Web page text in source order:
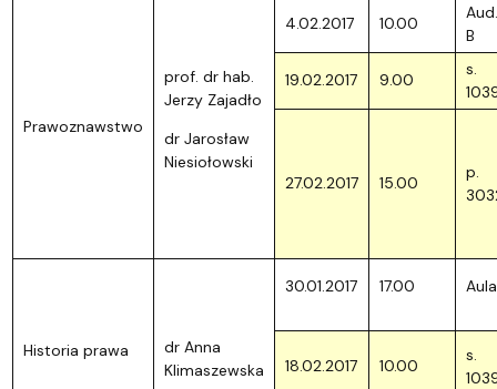
Prawoznawstwo
prof. dr hab.
Jerzy Zajadło
dr Jarosław
Niesiołowski
4.02.2017 10.00
Aud.
B
19.02.2017 9.00
s.
27.02.2017 15.00
p.
Historia prawa
dr Anna
Klimaszewska
30.01.2017 17.00 Aula
18.02.2017 10.00
s.